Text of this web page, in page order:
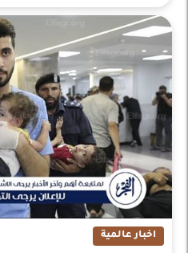
اخبار عالمية